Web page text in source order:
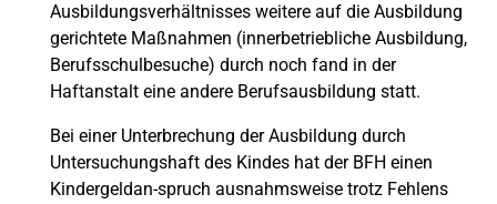
Ausbildungsverhältnisses weitere auf die Ausbildung
gerichtete Maßnahmen (innerbetriebliche Ausbildung,
Berufsschulbesuche) durch noch fand in der
Haftanstalt eine andere Berufsausbildung statt.
Bei einer Unterbrechung der Ausbildung durch
Untersuchungshaft des Kindes hat der BFH einen
Kindergeldan-spruch ausnahmsweise trotz Fehlens